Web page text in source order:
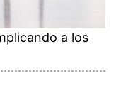
a los